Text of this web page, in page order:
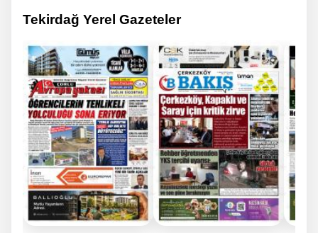
Tekirdağ Yerel Gazeteler